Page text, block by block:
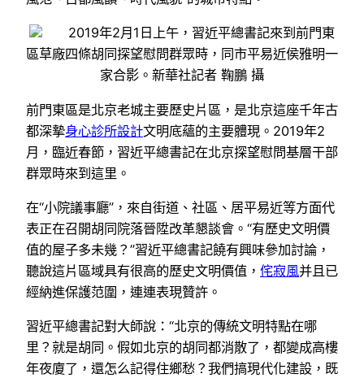
2019年2月1日上午，習近平總書記來到前門東
區草廠四條胡同探望慰問群眾時，同市平易近侯雅明一
家合影。新華社記者 鞠鵬 攝
前門東區是北京老城主要歷史片區，是北京這座千年古
都深摯身心診所設計文明底蘊的主要體現。2019年2
月，臨近春節，習近平總書記在北京探望慰問基層干部
群眾時來到這里。
在“小院議事廳”，來自街道、社區、居平易近等方面代
表正在召開胡同院落晉陞改革懇談會。“有歷史文明價
值的屋子多未幾？”習近平總書記饒有興味參加討論，
聽說這片區域具有很高的歷史文明價值， 侘寂風并且已
經納進保護范圍，連連表現贊許。
習近平總書記對大師說：“北京的傳統文明特點在哪
里？就是胡同。假如北京的胡同都消散了，都變成高樓
年夜廈了，還怎么記得住鄉愁？我們搞現代化建設，既